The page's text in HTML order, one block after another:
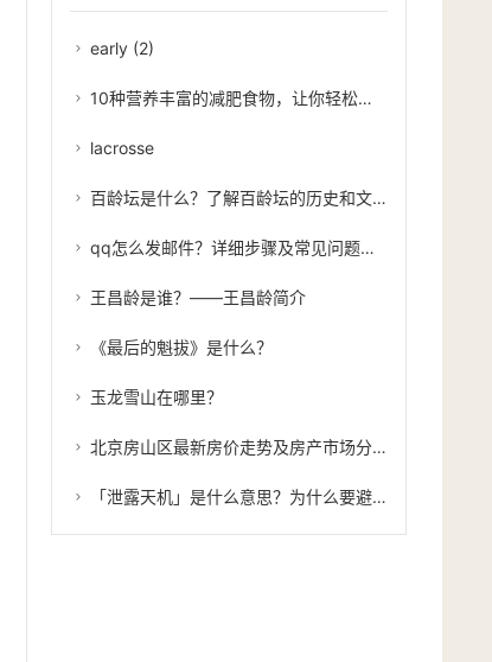
early (2)
10种营养丰富的减肥食物，让你轻松瘦身
lacrosse
百龄坛是什么？了解百龄坛的历史和文化传承
qq怎么发邮件？详细步骤及常见问题解答
王昌龄是谁？——王昌龄简介
《最后的魁拔》是什么？
玉龙雪山在哪里？
北京房山区最新房价走势及房产市场分析
「泄露天机」是什么意思？为什么要避免泄露天机？